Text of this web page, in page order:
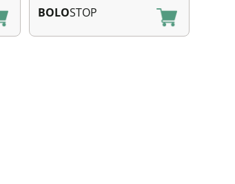
BOLOSTOP